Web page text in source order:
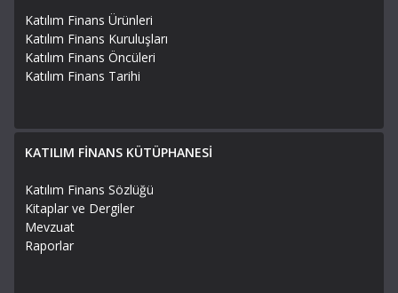
Katılım Finans Ürünleri
Katılım Finans Kuruluşları
Katılım Finans Öncüleri
Katılım Finans Tarihi
KATILIM FİNANS KÜTÜPHANESİ
Katılım Finans Sözlüğü
Kitaplar ve Dergiler
Mevzuat
Raporlar